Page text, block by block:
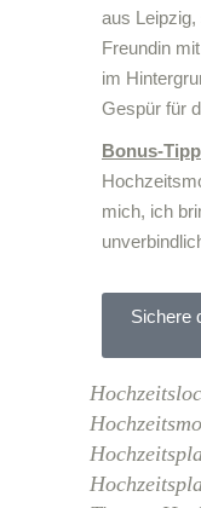
aus Leipzig,
Freundin
im
Gespür für
Bonus-Tipp
mich, ich
Sichere